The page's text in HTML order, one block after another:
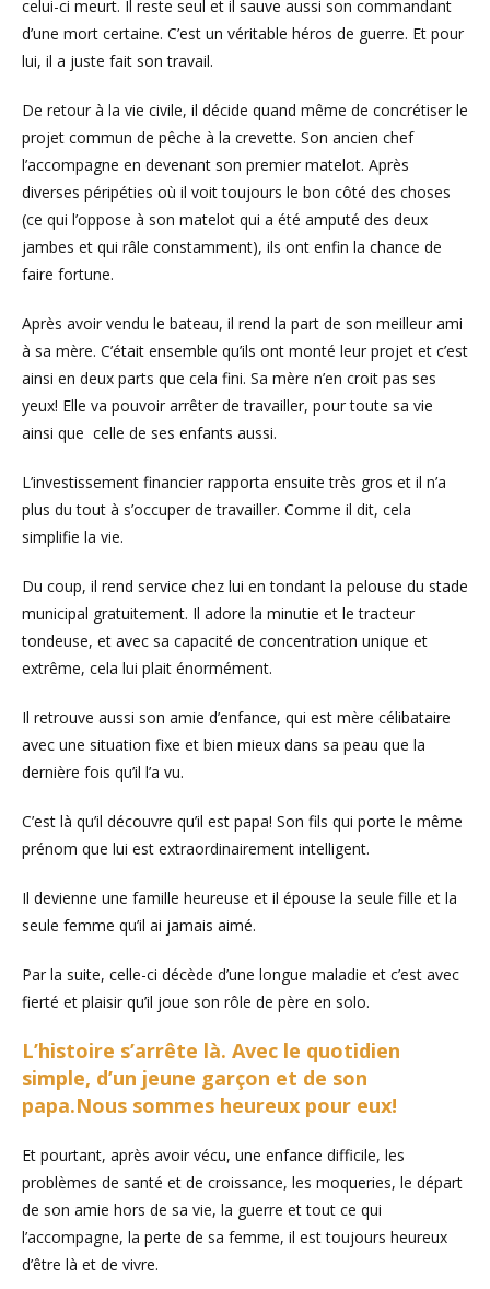
celui-ci meurt. Il reste seul et il sauve aussi son commandant
d’une mort certaine. C’est un véritable héros de guerre. Et pour
lui, il a juste fait son travail.
De retour à la vie civile, il décide quand même de concrétiser le
projet commun de pêche à la crevette. Son ancien chef
l’accompagne en devenant son premier matelot. Après
diverses péripéties où il voit toujours le bon côté des choses
(ce qui l’oppose à son matelot qui a été amputé des deux
jambes et qui râle constamment), ils ont enfin la chance de
faire fortune.
Après avoir vendu le bateau, il rend la part de son meilleur ami
à sa mère. C’était ensemble qu’ils ont monté leur projet et c’est
ainsi en deux parts que cela fini. Sa mère n’en croit pas ses
yeux! Elle va pouvoir arrêter de travailler, pour toute sa vie
ainsi que celle de ses enfants aussi.
L’investissement financier rapporta ensuite très gros et il n’a
plus du tout à s’occuper de travailler. Comme il dit, cela
simplifie la vie.
Du coup, il rend service chez lui en tondant la pelouse du stade
municipal gratuitement. Il adore la minutie et le tracteur
tondeuse, et avec sa capacité de concentration unique et
extrême, cela lui plait énormément.
Il retrouve aussi son amie d’enfance, qui est mère célibataire
avec une situation fixe et bien mieux dans sa peau que la
dernière fois qu’il l’a vu.
C’est là qu’il découvre qu’il est papa! Son fils qui porte le même
prénom que lui est extraordinairement intelligent.
Il devienne une famille heureuse et il épouse la seule fille et la
seule femme qu’il ai jamais aimé.
Par la suite, celle-ci décède d’une longue maladie et c’est avec
fierté et plaisir qu’il joue son rôle de père en solo.
L’histoire s’arrête là. Avec le quotidien
simple, d’un jeune garçon et de son
papa.Nous sommes heureux pour eux!
Et pourtant, après avoir vécu, une enfance difficile, les
problèmes de santé et de croissance, les moqueries, le départ
de son amie hors de sa vie, la guerre et tout ce qui
l’accompagne, la perte de sa femme, il est toujours heureux
d’être là et de vivre.